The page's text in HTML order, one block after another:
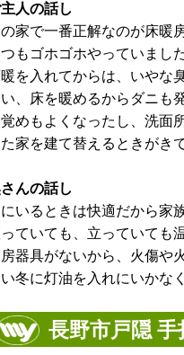
人の話し
家で一番正解なのが床暖
もゴホゴホやっていました
を入れてからは、いやな
、床を暖めるからダニも
めもよくなったし、洗面
家を建て替えるときがき
んの話し
いるときは快適だから家
ていても、立っていても
器具がないから、火傷や
冬に灯油を入れにいかな
長野市戸隠